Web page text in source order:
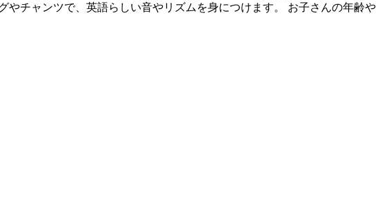
チャンツで、英語らしい音やリズムを身につけます。 お子さんの年齢や